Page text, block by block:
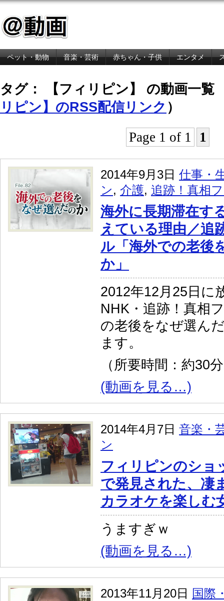
ペット・動物 音楽・芸術 赤ちゃん・子供 エンタメ
タグ： 【フィリピン】 の動画一覧
リピン】のRSS配信リンク ）
Page 1 of 1
1
2014年9月3日 仕事・
ン, 介護, 追跡！真相
海外に長期滞在す
えている理由／追
ル「海外での老後
か」
2012年12月25日に
NHK・追跡！真相
の老後をなぜ選ん
ます。
（所要時間：約30
(動画を見る…)
2014年4月7日 音楽・
ン
フィリピンのショ
で発見された、凄
カラオケを楽しむ
うますぎｗ
(動画を見る…)
2013年11月20日 国際